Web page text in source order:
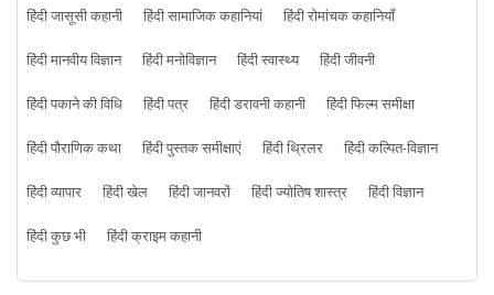
हिंदी जासूसी कहानी
हिंदी सामाजिक कहानियां
हिंदी रोमांचक कहानियाँ
हिंदी मानवीय विज्ञान
हिंदी मनोविज्ञान हिंदी स्वास्थ्य
हिंदी जीवनी
हिंदी पकाने की विधि
हिंदी पत्र हिंदी डरावनी कहानी
हिंदी फिल्म समीक्षा
हिंदी पौराणिक कथा
हिंदी पुस्तक समीक्षाएं हिंदी थ्रिलर
हिंदी कल्पित-विज्ञान
हिंदी व्यापार
हिंदी खेल हिंदी जानवरों हिंदी ज्योतिष शास्त्र
हिंदी विज्ञान
हिंदी कुछ भी
हिंदी क्राइम कहानी